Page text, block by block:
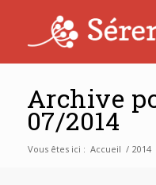
Archive
07/2014
Vous êtes ici : Accueil / 2014